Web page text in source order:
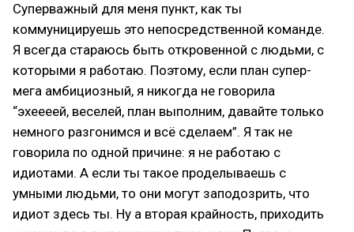
Суперважный для меня пункт, как ты
коммуницируешь это непосредственной команде.
Я всегда стараюсь быть откровенной с людьми, с
которыми я работаю. Поэтому, если план супер-
мега амбициозный, я никогда не говорила
“эхеееей, веселей, план выполним, давайте только
немного разгонимся и всё сделаем”. Я так не
говорила по одной причине: я не работаю с
идиотами. А если ты такое проделываешь с
умными людьми, то они могут заподозрить, что
идиот здесь ты. Ну а вторая крайность, приходить